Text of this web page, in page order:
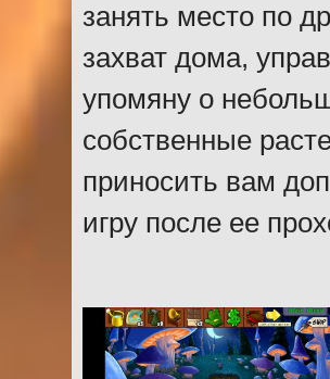
занять место по
захват дома,
упомяну о
собственные
приносить вам
игру после ее